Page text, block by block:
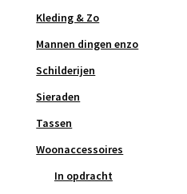
Kleding & Zo
Mannen dingen enzo
Schilderijen
Sieraden
Tassen
Woonaccessoires
In opdracht